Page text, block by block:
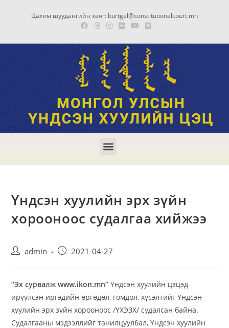
Цахим шуудангийн хаяг: burtgel@constitutionalcourt.mn
Үндсэн хуулийн эрх зүйн
хорооноос судалгаа хийжээ
admin 2021-04-27
“Эх сурвалж www.ikon.mn”Үндсэн хуулийн цэцэд
ирүүлсэн иргэдийн өргөдөл, гомдол, хүсэлтийг Үндсэн
хуулийн эрх зүйн хорооноос /ҮХЭЗХ/ судалсан байна.
Судалгааны мэдээллийг танилцуулбал, Үндсэн хуулийн